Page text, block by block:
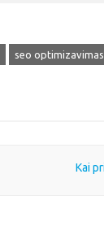
seo
Kai